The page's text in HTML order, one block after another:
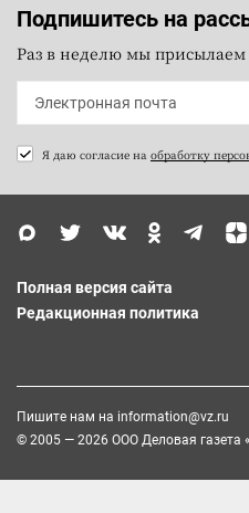
Подпишитесь на
Раз в неделю мы
Я даю согласие на обработку
Полная версия сайта
Редакционная политика
Пишите нам на information@vz.ru
© 2005 — 2026 ООО Деловая газета